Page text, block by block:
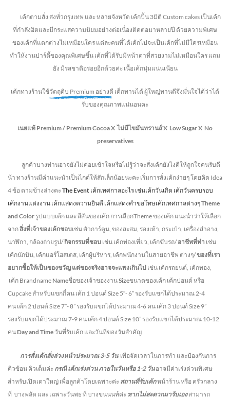
เค้กตามสั่ง ส่งทั่วกรุงเทพ และ หลายจังหวัด เค้กปั้น 3มิติ Custom cakes เป็นเค้ก
ที่กำลังฮิตและมีกระแสความนิยมอย่างต่อเนื่องติดต่อมาหลายปี ด้วยความพิเศษ
ของเค้กที่แตกต่างไม่เหมือนใคร แต่ละคนที่ได้เค้กไปจะเป็นเค้กที่ไม่มีใครเหมือน
ทำให้งานปาร์ตี้ของคุณพิเศษขึ้น เค้กที่ได้รับมีหน้าตาที่สวยงามไม่เหมือนใคร แถม
ยัง มีรสชาติอร่อยอีกด้วยค่ะ เนื้อเค้กนุ่มแน่นเนียน
เค้กทางร้านใช้วัตถุดิบ Premium อย่างดี เด็กทานได้ ผู้ใหญ่ทานดีจึงมั่นใจได้ว่าได้
รับของคุณภาพแน่นอนคะ
เนยแท้ Premium / Premium CocoaX ไม่มีไขมันทรานส์X Low SugarX No
preservatives
ลูกค้าบางท่านอาจยังไม่ค่อยเข้าใจหรือไม่รู้ว่าจะสั่งเค้กยังไงดีให้ถูกใจคนรับดี
น้า ทางร้านมีคำแนะนำเป็นไกด์ให้สักเล็กน้อยนะคะ เริ่มการสั่งเค้กง่ายๆ โดยคิด Idea
4 ข้อ ตามข้างล่างคะ The Event เค้กเทศกาลอะไร เช่นเค้กวันเกิด เค้กวันครบรอบ
เค้กงานแต่งงาน เค้กแสดงความยินดี เค้กแสดงคำขอโทษเค้กเทศกาลต่างๆTheme
and Color รูปแบบเค้ก และ สีสันของเค้ก การเลือกTheme ของเค้ก แนะนำว่าให้เลือก
จากสิ่งที่เจ้าของเค้กชอบเช่น ตัวการ์ตูน, ของสะสม, รองเท้า, กระเป๋า, เครื่องสำอาง,
นาฬิกา, กล้องถ่ายรูป/กิจกรรมที่ชอบ เช่น เค้กท่องเที่ยว, เค้กขับรถ/อาชีพที่ทำ เช่น
เค้กนักบิน, เค้กแอร์โฮสเตส, เค้กผู้บริหาร, เค้กพนักงานในสายอาชีพ ต่างๆ/ของที่เรา
อยากซื้อให้เป็นของขวัญ แต่ของจริงอาจจะแพงเกินไป เช่น เค้กรถยนต์, เค้กทอง,
เค้ก Brandname Nameชื่อของเจ้าของงานSizeขนาดของเค้ก เค้กปอนด์ หรือ
Cupcake สำหรับแขกกี่คน เค้ก 1 ปอนด์ Size 5″- 6” รองรับแขกได้ประมาณ 2-4
คน เค้ก 2 ปอนด์ Size 7″- 8” รองรับแขกได้ประมาณ 4-6 คน เค้ก 3 ปอนด์ Size 9”
รองรับแขกได้ประมาณ 7-9 คน เค้ก 4 ปอนด์ Size 10” รองรับแขกได้ประมาณ 10-12
คน Day and Time วันที่รับเค้ก และวันที่ของวันสำคัญ
การสั่งเค้กสั่งล่วงหน้าประมาณ3-5 วัน เพื่อจัดเวลาในการทำ และป้องกันการ
คิวซ้อน คิวเต็มค่ะ กรณี เค้กเร่งด่วนภายในวันหรือ 1-2 วัน อาจมีค่าเร่งด่วนพิเศษ
สำหรับเปิดเตาใหญ่ เพื่อลูกค้าโดยเฉพาะค่ะ สถานที่รับเค้กหน้าร้าน หรือ ครัวกลาง
ที่ บางพลัด และ เฉพาะวันพุธ ที่ บางขุนนนท์ค่ะ หากไม่สะดวกมารับเองสามารถ